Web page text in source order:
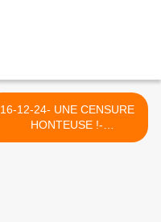
16-12-24- UNE CENSURE
HONTEUSE !-
(INVESTIG'ACTION -